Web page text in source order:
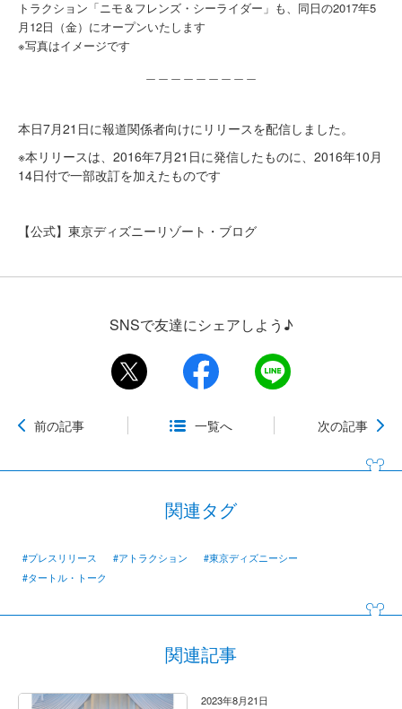
トラクション「ニモ＆フレンズ・シーライダー」も、同日の2017年5
月12日（金）にオープンいたします
※写真はイメージです
本日7月21日に報道関係者向けにリリースを配信しました。
※本リリースは、2016年7月21日に発信したものに、2016年10月
14日付で一部改訂を加えたものです
【公式】東京ディズニーリゾート・ブログ
SNSで友達にシェアしよう♪
前の記事 一覧へ 次の記事
関連タグ
#プレスリリース #アトラクション
#東京ディズニーシー
#タートル・トーク
関連記事
2023年8月21日